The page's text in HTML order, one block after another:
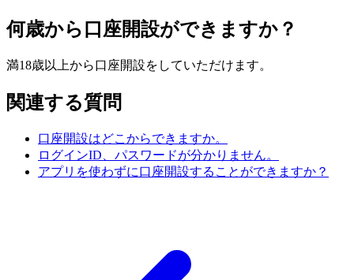
何歳から口座開設ができますか？
満18歳以上から口座開設をしていただけます。
関連する質問
口座開設はどこからできますか。
ログインID、パスワードが分かりません。
アプリを使わずに口座開設することができますか？